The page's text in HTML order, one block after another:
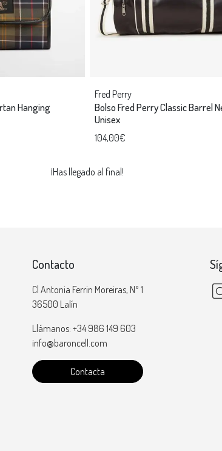
Hanging
Fred Perry
Bolso Fred Perry Classic Barrel
Unisex
104,00€
¡Has llegado al final!
Contacto
Cl Antonia Ferrin Moreiras, Nº 1
36500 Lalín
Llámanos: +34 986 149 603
info@baroncell.com
Contacta